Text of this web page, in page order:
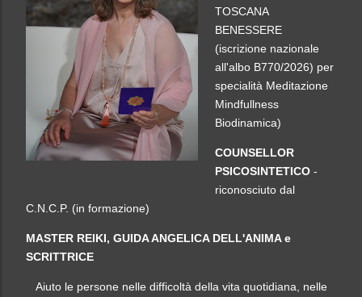
TOSCANA
BENESSERE
(iscrizione nazionale
all'albo B770/2026) per
specialità Meditazione
Mindfullness
Biodinamica)
COUNSELLOR
PSICOSINTETICO -
riconosciuto dal
C.N.C.P. (in formazione)
MASTER REIKI, GUIDA ANGELICA DELL'ANIMA e
SCRITTRICE
Aiuto le persone nelle difficoltà della vita quotidiana, nelle